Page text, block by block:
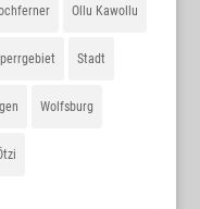
Ollu Kawollu
Stadt
Wolfsburg